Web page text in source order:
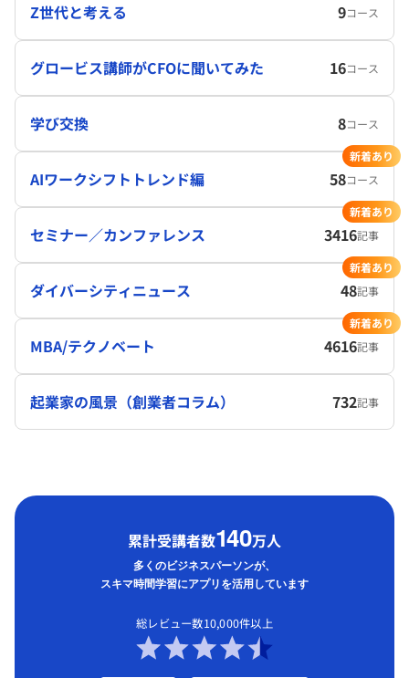
Z世代と考える 9コース
グロービス講師がCFOに聞いてみた 16コース
学び交換 8コース
AIワークシフトトレンド編 58コース
新着あり
セミナー／カンファレンス 3416記事
新着あり
ダイバーシティニュース 48記事
新着あり
MBA/テクノベート 4616記事
新着あり
起業家の風景（創業者コラム） 732記事
累計受講者数140万人
多くのビジネスパーソンが、
スキマ時間学習にアプリを活用しています
総レビュー数10,000件以上